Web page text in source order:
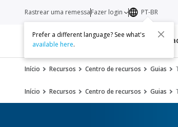
Serviços
Rastrear uma remessaFazer login PT-BR
Prefer a different language? See what's
available here.
Início Recursos Centro de recursos Guias
Início Recursos Centro de recursos Guias